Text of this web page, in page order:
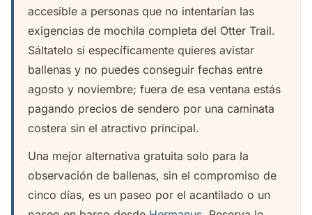
accesible a personas que no intentarían las
exigencias de mochila completa del Otter Trail.
Sáltatelo si específicamente quieres avistar
ballenas y no puedes conseguir fechas entre
agosto y noviembre; fuera de esa ventana estás
pagando precios de sendero por una caminata
costera sin el atractivo principal.
Una mejor alternativa gratuita solo para la
observación de ballenas, sin el compromiso de
cinco días, es un paseo por el acantilado o un